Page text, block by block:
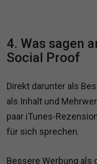
4. Was sagen
Social Proof
Direkt darunter als
als Inhalt und
paar iTunes-
für sich sprechen.
Bessere Werbung als